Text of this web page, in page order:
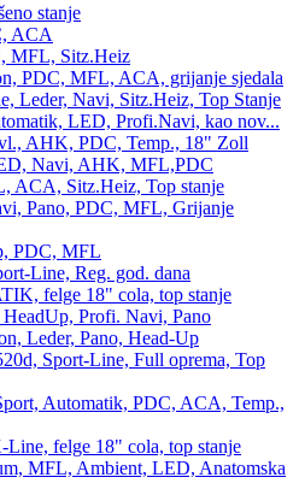
stanje
ACA
MFL, Sitz.Heiz
PDC, MFL, ACA, grijanje sjedala
Leder, Navi, Sitz.Heiz, Top Stanje
LED, Profi.Navi, kao nov...
AHK, PDC, Temp., 18" Zoll
Navi, AHK, MFL,PDC
ACA, Sitz.Heiz, Top stanje
Pano, PDC, MFL, Grijanje
PDC, MFL
Line, Reg. god. dana
felge 18" cola, top stanje
Profi. Navi, Pano
Leder, Pano, Head-Up
Sport-Line, Full oprema, Top
Automatik, PDC, ACA, Temp.,
felge 18" cola, top stanje
MFL, Ambient, LED, Anatomska